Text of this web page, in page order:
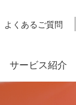
よくあるご質問
サービス紹介